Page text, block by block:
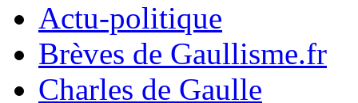
Actu-politique
Brèves de Gaullisme.fr
Charles de Gaulle